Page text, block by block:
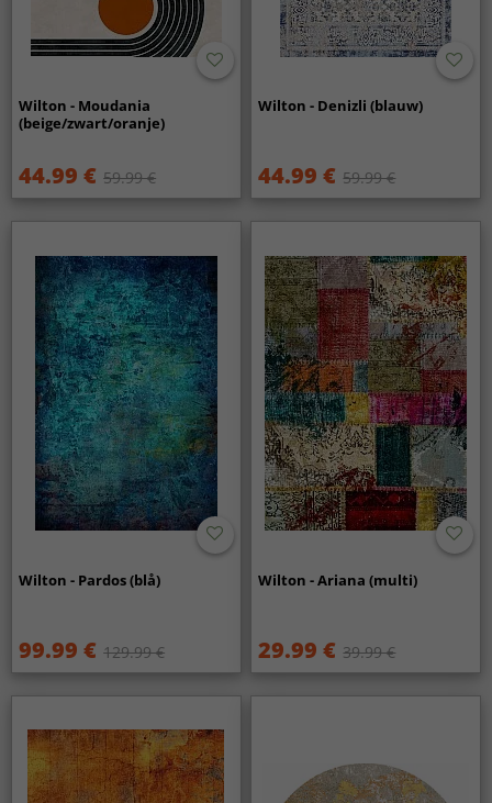
Wilton - Moudania
(beige/zwart/oranje)
44.99 € 59.99 €
Wilton - Denizli (blauw)
44.99 € 59.99 €
Wilton - Pardos (blå)
99.99 € 129.99 €
Wilton - Ariana (multi)
29.99 € 39.99 €